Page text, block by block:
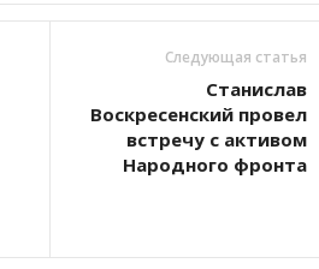
Следующая статья
Станислав
Воскресенский провел
встречу с активом
Народного фронта